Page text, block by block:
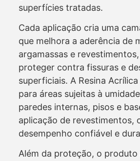
superfícies tratadas.
Cada aplicação cria uma
que melhora a aderência de
argamassas e
proteger contra fissuras e
superficiais. A Resina
para áreas sujeitas à
paredes internas, pisos e
aplicação de revestimentos,
desempenho confiável e
Além da proteção, o produto